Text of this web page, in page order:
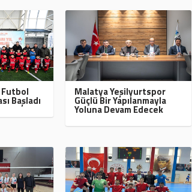
Futbol
Başladı
Malatya Yeşilyurtspor
Güçlü Bir Yapılanmayla
Yoluna Devam Edecek